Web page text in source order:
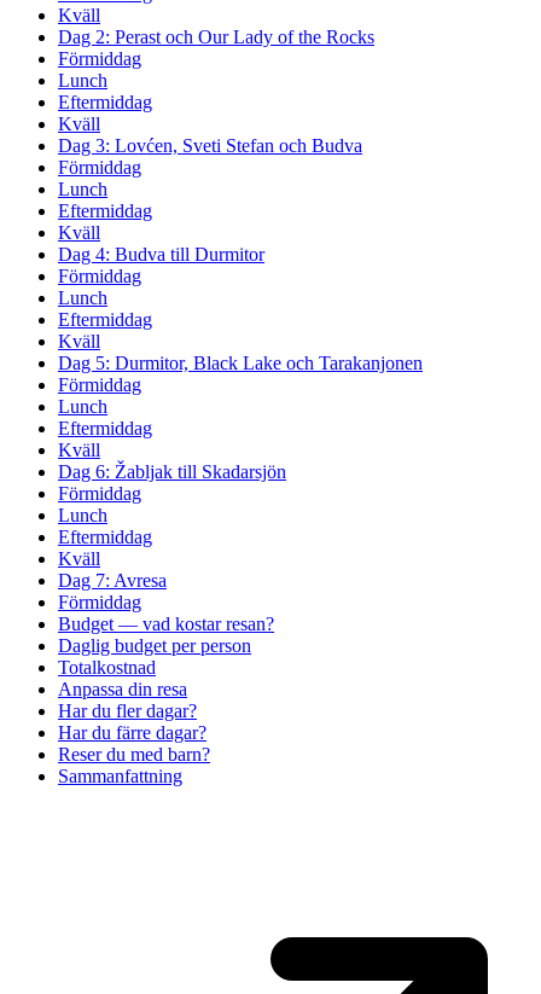
Kväll
Dag 2: Perast och Our Lady of the Rocks
Förmiddag
Lunch
Eftermiddag
Kväll
Dag 3: Lovćen, Sveti Stefan och Budva
Förmiddag
Lunch
Eftermiddag
Kväll
Dag 4: Budva till Durmitor
Förmiddag
Lunch
Eftermiddag
Kväll
Dag 5: Durmitor, Black Lake och Tarakanjonen
Förmiddag
Lunch
Eftermiddag
Kväll
Dag 6: Žabljak till Skadarsjön
Förmiddag
Lunch
Eftermiddag
Kväll
Dag 7: Avresa
Förmiddag
Budget — vad kostar resan?
Daglig budget per person
Totalkostnad
Anpassa din resa
Har du fler dagar?
Har du färre dagar?
Reser du med barn?
Sammanfattning